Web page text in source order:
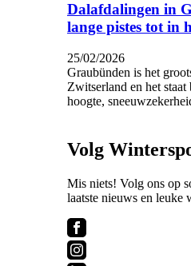
Dalafdalingen in
lange pistes tot in
25/02/2026
Graubünden is het
Zwitserland en het
hoogte,
Volg
Mis niets! Volg ons op
laatste nieuws en leuke